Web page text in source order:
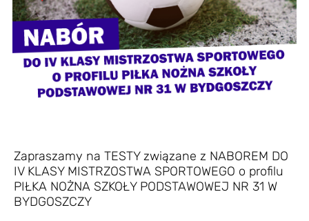
Zapraszamy na TESTY związane z NABOREM DO
IV KLASY MISTRZOSTWA SPORTOWEGO o profilu
PIŁKA NOŻNA SZKOŁY PODSTAWOWEJ NR 31 W
BYDGOSZCZY